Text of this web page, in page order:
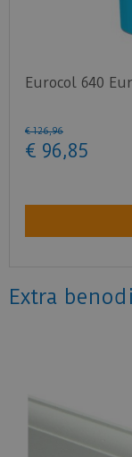
Eurocol 640
€ 126,96
€ 96,85
Extra